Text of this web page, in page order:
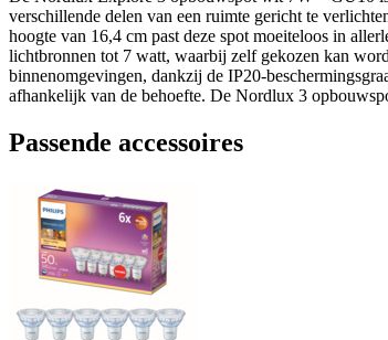
verschillende delen van een ruimte gericht te
hoogte van 16,4 cm past deze spot moeiteloos in
lichtbronnen tot 7 watt, waarbij zelf gekozen kan
binnenomgevingen, dankzij de IP20-
afhankelijk van de behoefte. De Nordlux 3
Passende accessoires